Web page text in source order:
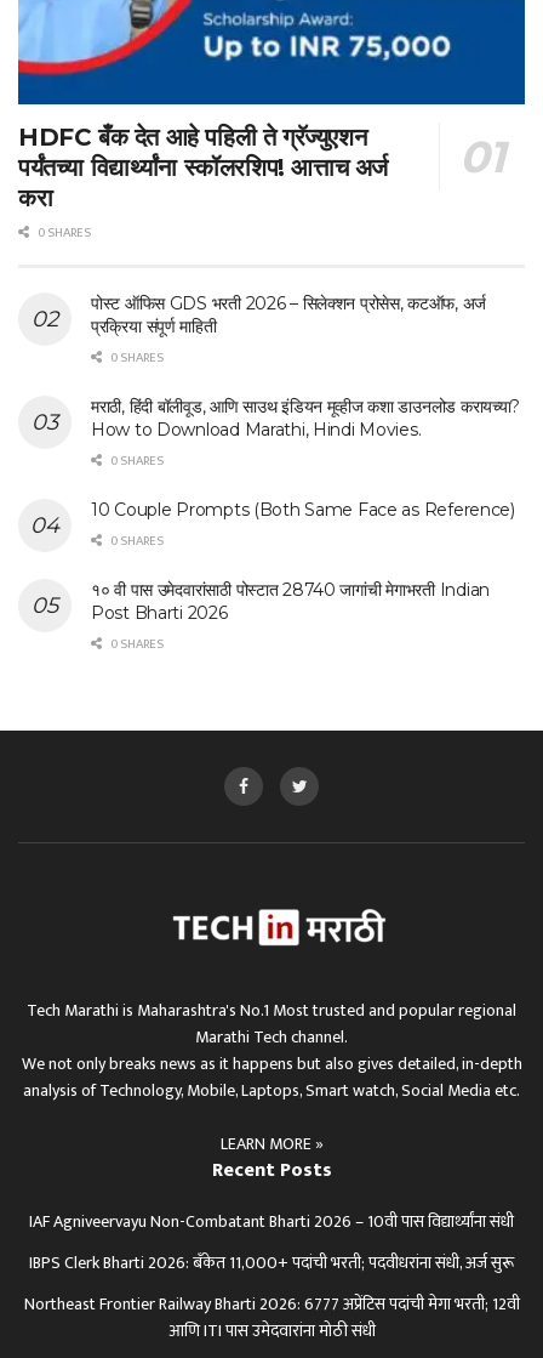
HDFC बँक देत आहे पहिली ते ग्रॅज्युएशन
पर्यंतच्या विद्यार्थ्यांना स्कॉलरशिप! आत्ताच अर्ज
करा
0 SHARES
पोस्ट ऑफिस GDS भरती 2026 – सिलेक्शन प्रोसेस, कटऑफ, अर्ज
प्रक्रिया संपूर्ण माहिती
0 SHARES
मराठी, हिंदी बॉलीवूड, आणि साउथ इंडियन मूव्हीज कशा डाउनलोड करायच्या?
How to Download Marathi, Hindi Movies.
0 SHARES
10 Couple Prompts (Both Same Face as Reference)
0 SHARES
१० वी पास उमेदवारांसाठी पोस्टात 28740 जागांची मेगाभरती Indian
Post Bharti 2026
0 SHARES
Tech Marathi is Maharashtra's No.1 Most trusted and popular regional
Marathi Tech channel.
We not only breaks news as it happens but also gives detailed, in-depth
analysis of Technology, Mobile, Laptops, Smart watch, Social Media etc.
LEARN MORE »
Recent Posts
IAF Agniveervayu Non-Combatant Bharti 2026 – 10वी पास विद्यार्थ्यांना संधी
IBPS Clerk Bharti 2026: बँकेत 11,000+ पदांची भरती; पदवीधरांना संधी, अर्ज सुरू
Northeast Frontier Railway Bharti 2026: 6777 अप्रेंटिस पदांची मेगा भरती; 12वी
आणि ITI पास उमेदवारांना मोठी संधी